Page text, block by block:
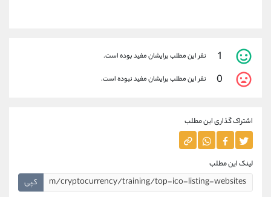
1 نفر این مطلب برایشان مفید بوده است.
0 نفر این مطلب برایشان مفید نبوده است.
اشتراک گذاری این مطلب
لینک این مطلب
کپی